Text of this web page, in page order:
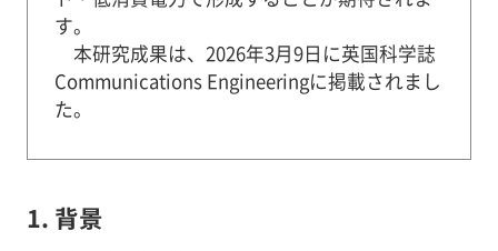
す。
本研究成果は、2026年3月9日に英国科学誌
Communications Engineeringに掲載されまし
た。
1. 背景